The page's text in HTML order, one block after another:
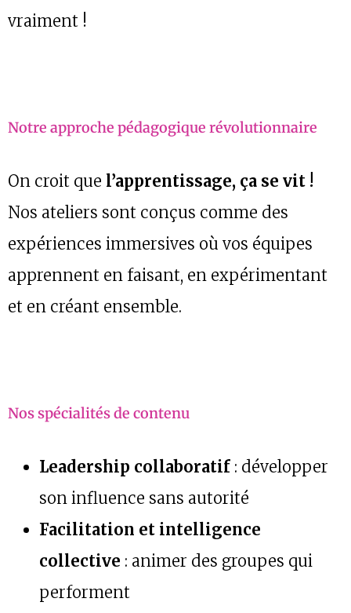
vraiment !
Notre approche pédagogique révolutionnaire
On croit que l’apprentissage, ça se vit !
Nos ateliers sont conçus comme des
expériences immersives où vos équipes
apprennent en faisant, en expérimentant
et en créant ensemble.
Nos spécialités de contenu
Leadership collaboratif : développer
son influence sans autorité
Facilitation et intelligence
collective : animer des groupes qui
performent